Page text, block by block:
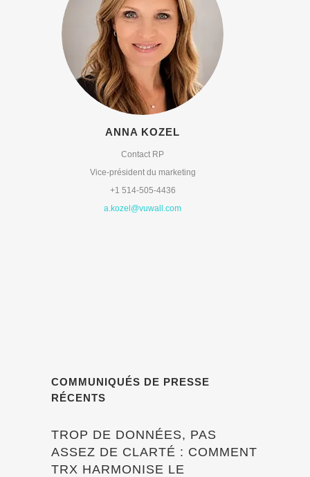
ANNA KOZEL
Contact RP
Vice-président du marketing
+1 514-505-4436
a.kozel@vuwall.com
COMMUNIQUÉS DE PRESSE
RÉCENTS
TROP DE DONNÉES, PAS
ASSEZ DE CLARTÉ : COMMENT
TRX HARMONISE LE